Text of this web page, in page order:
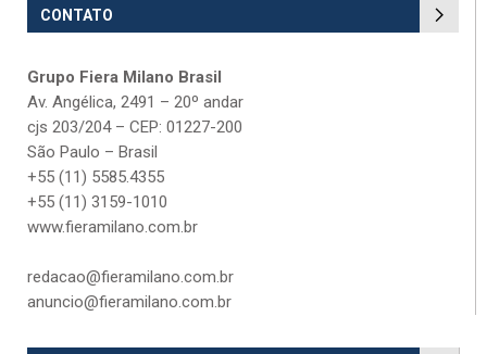
CONTATO
Grupo Fiera Milano Brasil
Av. Angélica, 2491 – 20º andar
cjs 203/204 – CEP: 01227-200
São Paulo – Brasil
+55 (11) 5585.4355
+55 (11) 3159-1010
www.fieramilano.com.br
redacao@fieramilano.com.br
anuncio@fieramilano.com.br